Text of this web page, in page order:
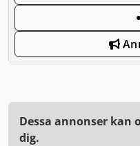
Dessa annonser kan
dig.